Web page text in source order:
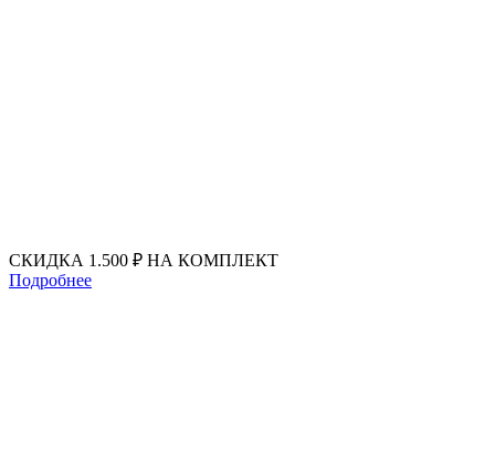
СКИДКА 1.500 ₽ НА КОМПЛЕКТ
Подробнее